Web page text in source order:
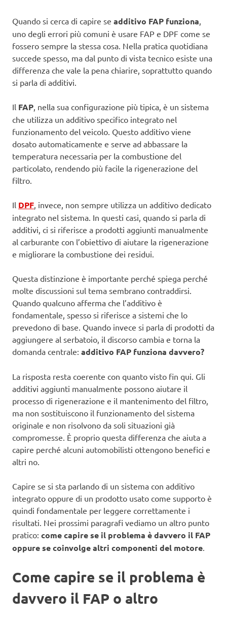
Quando si cerca di capire se additivo FAP funziona,
uno degli errori più comuni è usare FAP e DPF come se
fossero sempre la stessa cosa. Nella pratica quotidiana
succede spesso, ma dal punto di vista tecnico esiste una
differenza che vale la pena chiarire, soprattutto quando
si parla di additivi.
Il FAP, nella sua configurazione più tipica, è un sistema
che utilizza un additivo specifico integrato nel
funzionamento del veicolo. Questo additivo viene
dosato automaticamente e serve ad abbassare la
temperatura necessaria per la combustione del
particolato, rendendo più facile la rigenerazione del
filtro.
Il DPF, invece, non sempre utilizza un additivo dedicato
integrato nel sistema. In questi casi, quando si parla di
additivi, ci si riferisce a prodotti aggiunti manualmente
al carburante con l’obiettivo di aiutare la rigenerazione
e migliorare la combustione dei residui.
Questa distinzione è importante perché spiega perché
molte discussioni sul tema sembrano contraddirsi.
Quando qualcuno afferma che l’additivo è
fondamentale, spesso si riferisce a sistemi che lo
prevedono di base. Quando invece si parla di prodotti da
aggiungere al serbatoio, il discorso cambia e torna la
domanda centrale: additivo FAP funziona davvero?
La risposta resta coerente con quanto visto fin qui. Gli
additivi aggiunti manualmente possono aiutare il
processo di rigenerazione e il mantenimento del filtro,
ma non sostituiscono il funzionamento del sistema
originale e non risolvono da soli situazioni già
compromesse. È proprio questa differenza che aiuta a
capire perché alcuni automobilisti ottengono benefici e
altri no.
Capire se si sta parlando di un sistema con additivo
integrato oppure di un prodotto usato come supporto è
quindi fondamentale per leggere correttamente i
risultati. Nei prossimi paragrafi vediamo un altro punto
pratico: come capire se il problema è davvero il FAP
oppure se coinvolge altri componenti del motore.
Come capire se il problema è
davvero il FAP o altro